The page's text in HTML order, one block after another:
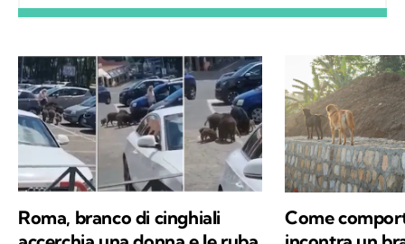
libero tanti libri, qualche viaggio e una
continua scoperta di ciò che mi circonda.
Roma, branco di cinghiali
Come